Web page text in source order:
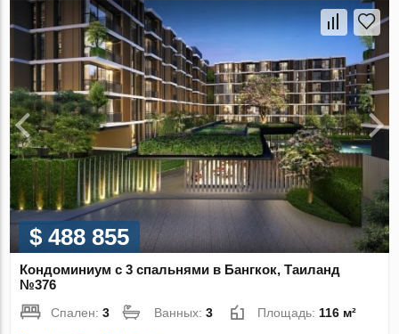
$ 488 855
Кондоминиум с 3 спальнями в Бангкок, Таиланд
№376
Спален:3 Ванных:3 Площадь: 116 м²